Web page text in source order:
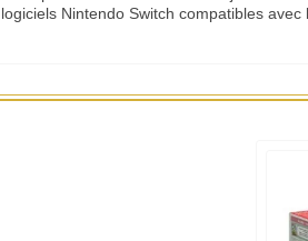
logiciels Nintendo Switch compatibles avec